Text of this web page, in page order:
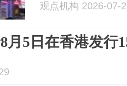
观点机构 2026-07-
月5日在香港发行